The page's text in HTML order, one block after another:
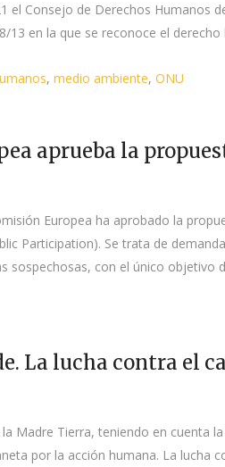
el Consejo de Derechos
13 en la que se reconoce el
, medio ambiente, ONU
aprueba la
Europea ha aprobado la
Participation). Se trata de
sospechosas, con el único objetivo
La lucha contra el
Madre Tierra, teniendo en cuenta
por la acción humana. La lucha